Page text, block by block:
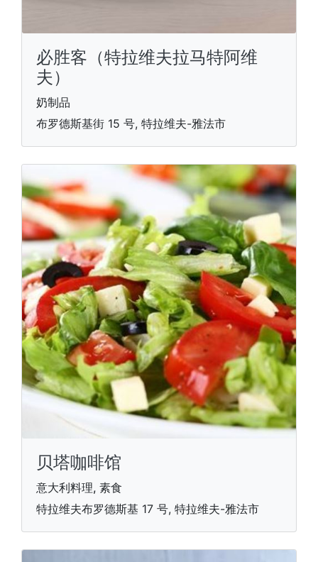
必胜客（特拉维夫拉马特阿维
夫）
奶制品
布罗德斯基街 15 号, 特拉维夫-雅法市
贝塔咖啡馆
意大利料理, 素食
特拉维夫布罗德斯基 17 号, 特拉维夫-雅法市